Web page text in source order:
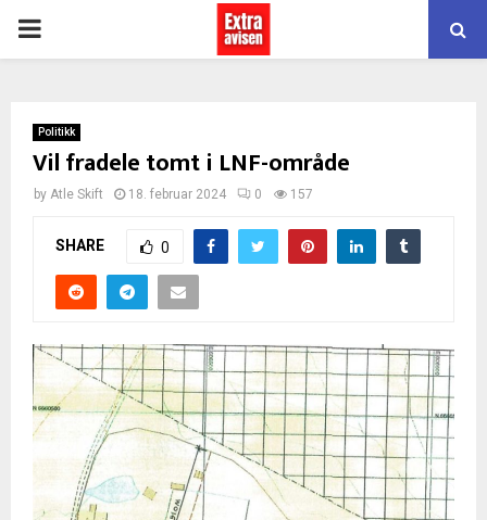
PRIMARY
Politikk
Vil fradele tomt i LNF-område
by Atle Skift 18. februar 2024 0 157
SHARE 0